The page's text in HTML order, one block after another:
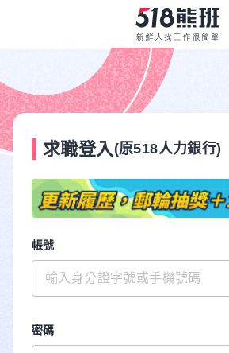
求職登入 (原518人力銀行)
帳號
密碼